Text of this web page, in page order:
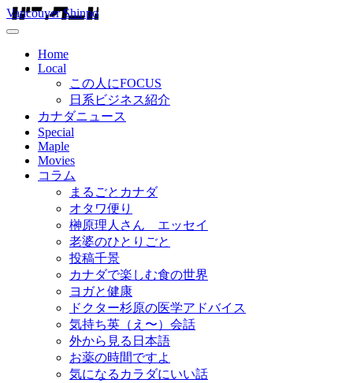
Vancouver Shinpo
Home
Local
この人にFOCUS
日系ビジネス紹介
カナダニュース
Special
Maple
Movies
コラム
まるごとカナダ
オタワ便り
榊原理人さん エッセイ
老婆のひとりごと
投稿千景
カナダで楽しむ食の世界
ヨガと健康
ドクター杉原の医学アドバイス
気持ち英（え〜）会話
外から見る日本語
お薬の時間ですよ
気になるカラダにいい話